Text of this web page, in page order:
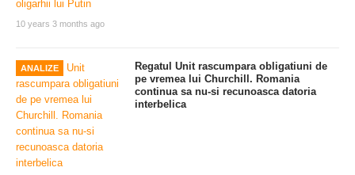
10 years 3 months ago
ANALIZE
Regatul Unit rascumpara obligatiuni de
pe vremea lui Churchill. Romania
continua sa nu-si recunoasca datoria
interbelica